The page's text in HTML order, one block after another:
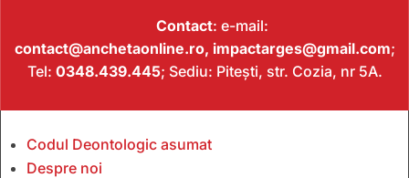
Contact: e-mail:
contact@anchetaonline.ro, impactarges@gmail.com;
Tel: 0348.439.445; Sediu: Pitești, str. Cozia, nr 5A.
Codul Deontologic asumat
Despre noi